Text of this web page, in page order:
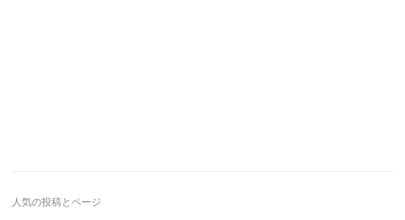
人気の投稿とページ